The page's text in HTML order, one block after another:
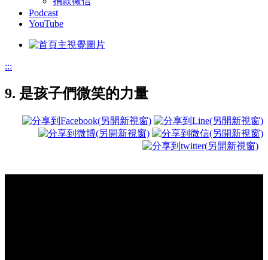
Podcast
YouTube
:::
9. 是孩子們微笑的力量